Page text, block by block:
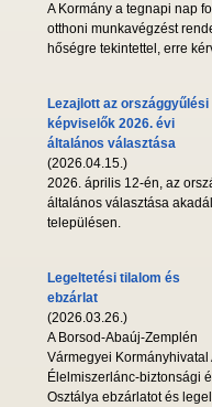
A Kormány a tegnapi nap
otthoni munkavégzést
hőségre tekintettel, erre
Lezajlott az országgyűlési
képviselők 2026. évi
általános választása
(2026.04.15.)
2026. április 12-én, az
általános választása
településen.
Legeltetési tilalom és
ebzárlat
(2026.03.26.)
A Borsod-Abaúj-Zemplén
Vármegyei
Élelmiszerlánc-biztonsági
Osztálya ebzárlatot és